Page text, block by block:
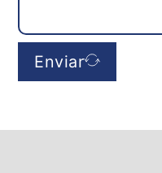
Enviar